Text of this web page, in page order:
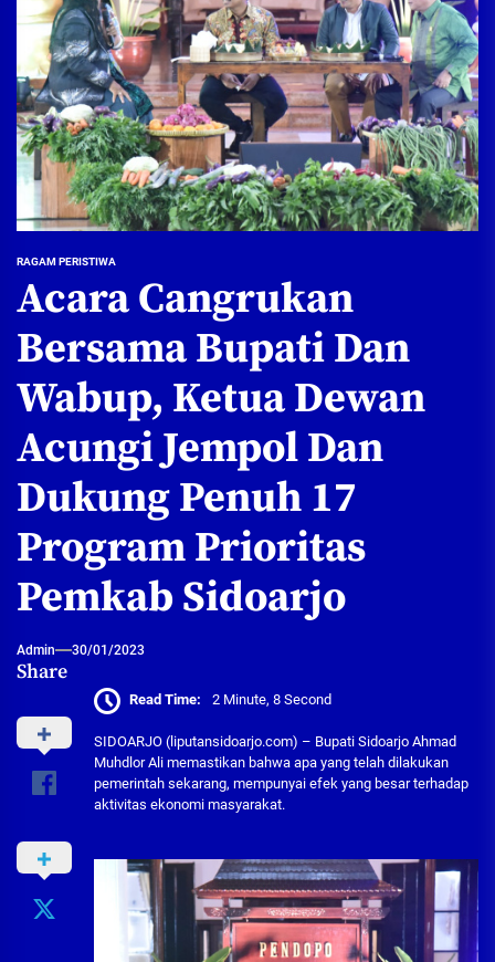
RAGAM PERISTIWA
Acara Cangrukan
Bersama Bupati Dan
Wabup, Ketua Dewan
Acungi Jempol Dan
Dukung Penuh 17
Program Prioritas
Pemkab Sidoarjo
Admin 30/01/2023
Share
Read Time: 2 Minute, 8 Second
SIDOARJO (liputansidoarjo.com) – Bupati Sidoarjo Ahmad
Muhdlor Ali memastikan bahwa apa yang telah dilakukan
pemerintah sekarang, mempunyai efek yang besar terhadap
aktivitas ekonomi masyarakat.